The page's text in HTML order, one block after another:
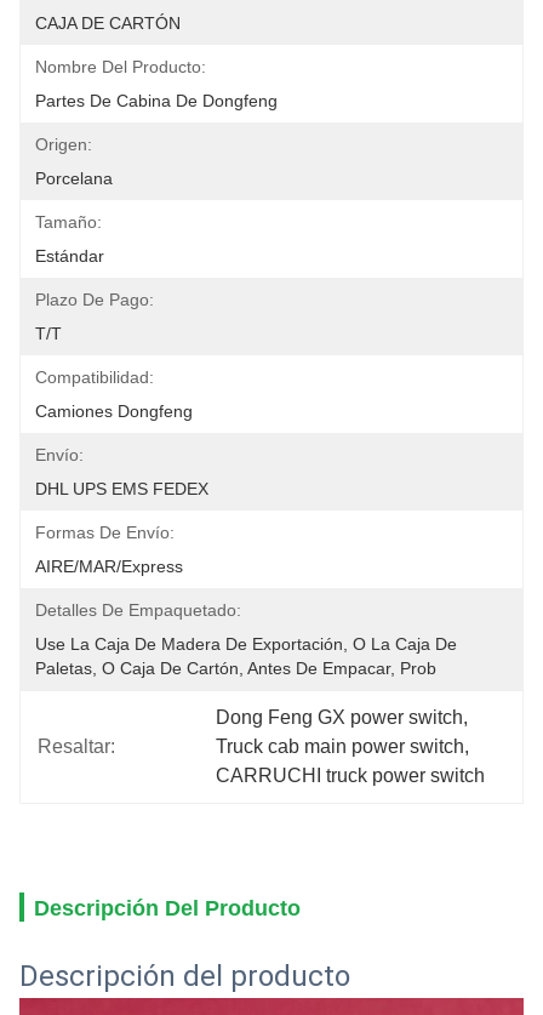
CAJA DE CARTÓN
Nombre Del Producto:
Partes De Cabina De Dongfeng
Origen:
Porcelana
Tamaño:
Estándar
Plazo De Pago:
T/T
Compatibilidad:
Camiones Dongfeng
Envío:
DHL UPS EMS FEDEX
Formas De Envío:
AIRE/MAR/Express
Detalles De Empaquetado:
Use La Caja De Madera De Exportación, O La Caja De
Paletas, O Caja De Cartón, Antes De Empacar, Prob
Resaltar:
Dong Feng GX power switch,
Truck cab main power switch,
CARRUCHI truck power switch
Descripción Del Producto
Descripción del producto